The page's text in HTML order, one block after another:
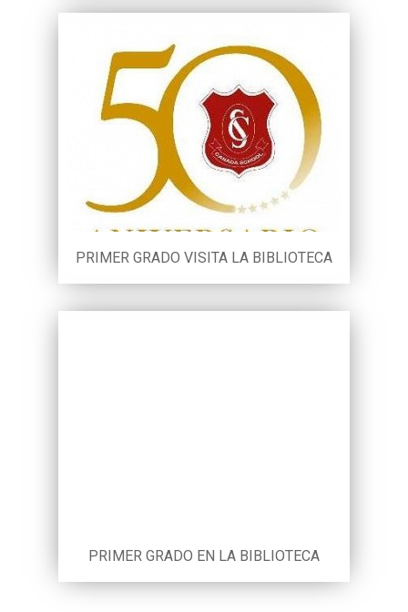
PRIMER GRADO VISITA LA BIBLIOTECA
PRIMER GRADO EN LA BIBLIOTECA